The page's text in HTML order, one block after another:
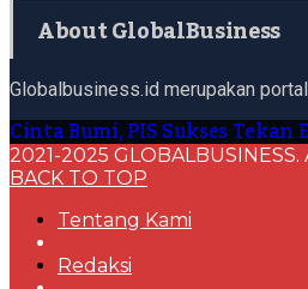
About GlobalBusiness
Globalbusiness.id merupakan
Cinta Bumi, PIS Sukses Tekan
2021-2025 GLOBALBUSINESS.
BACK TO TOP
Tentang Kami
Redaksi